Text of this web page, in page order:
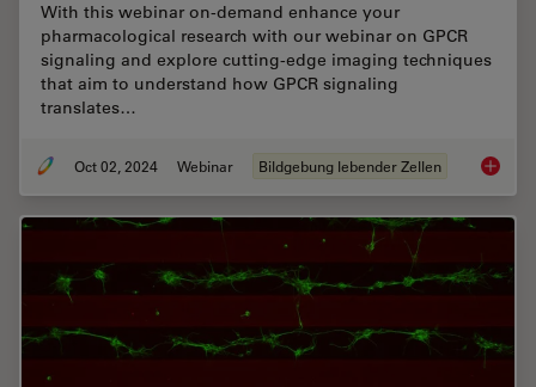
With this webinar on-demand enhance your
pharmacological research with our webinar on GPCR
signaling and explore cutting-edge imaging techniques
that aim to understand how GPCR signaling
translates…
Oct 02, 2024 Webinar Bildgebung lebender Zellen